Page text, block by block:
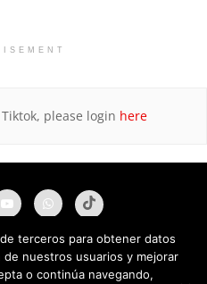
please login here
terceros para obtener datos
nuestros usuarios y mejorar
o continúa navegando,